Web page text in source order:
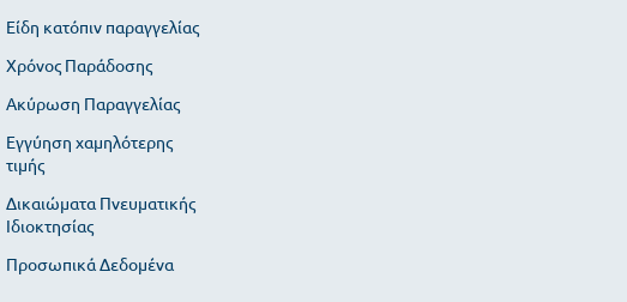
Είδη κατόπιν παραγγελίας
Χρόνος Παράδοσης
Ακύρωση Παραγγελίας
Εγγύηση χαμηλότερης
τιμής
Δικαιώματα Πνευματικής
Ιδιοκτησίας
Προσωπικά Δεδομένα